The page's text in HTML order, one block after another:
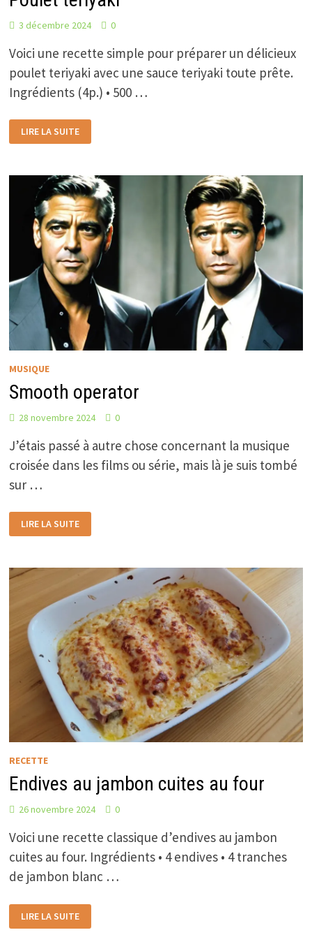
3 décembre 2024 0
Voici une recette simple pour préparer un délicieux
poulet teriyaki avec une sauce teriyaki toute prête.
Ingrédients (4p.) • 500 …
TERIYAKI
LIRE LA SUITE
MUSIQUE
Smooth operator
28 novembre 2024 0
J’étais passé à autre chose concernant la musique
croisée dans les films ou série, mais là je suis tombé
sur …
OPERATOR
LIRE LA SUITE
RECETTE
Endives au jambon cuites au four
26 novembre 2024 0
Voici une recette classique d’endives au jambon
cuites au four. Ingrédients • 4 endives • 4 tranches
de jambon blanc …
AU
JAMBON
LIRE LA SUITE